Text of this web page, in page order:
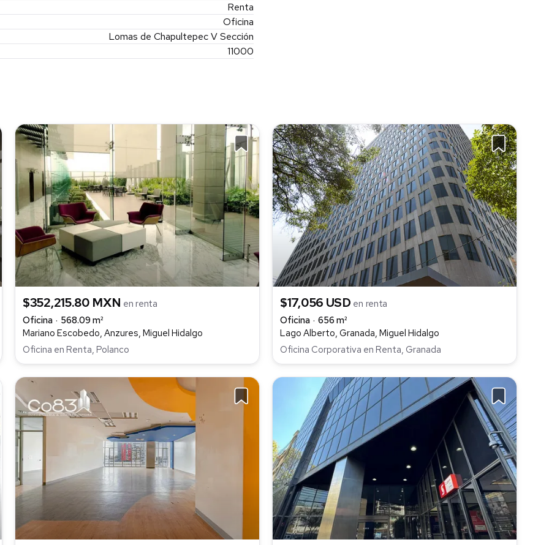
Renta
Oficina
Lomas de Chapultepec V Sección
11000
$352,215.80 MXN en renta
Oficina
568.09 m²
Mariano Escobedo, Anzures, Miguel Hidalgo
Oficina en Renta, Polanco
$17,056 USD en renta
Oficina
656 m²
Lago Alberto, Granada, Miguel Hidalgo
Oficina Corporativa en Renta, Granada